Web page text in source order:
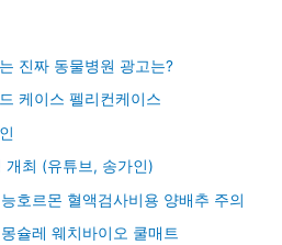
진짜 동물병원 광고는?
케이스 펠리컨케이스
개최 (유튜브, 송가인)
호르몬 혈액검사비용 양배추 주의
슐레 웨치바이오 쿨매트